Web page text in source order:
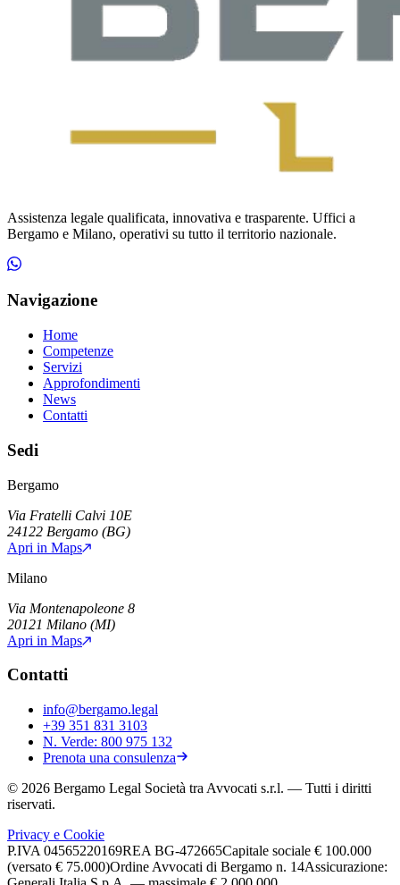
Assistenza legale qualificata, innovativa e trasparente. Uffici a
Bergamo e Milano, operativi su tutto il territorio nazionale.
Navigazione
Home
Competenze
Servizi
Approfondimenti
News
Contatti
Sedi
Bergamo
Via Fratelli Calvi 10E
24122 Bergamo (BG)
Apri in Maps
Milano
Via Montenapoleone 8
20121 Milano (MI)
Apri in Maps
Contatti
info@bergamo.legal
+39 351 831 3103
N. Verde: 800 975 132
Prenota una consulenza
© 2026 Bergamo Legal Società tra Avvocati s.r.l. — Tutti i diritti
riservati.
Privacy e Cookie
P.IVA 04565220169REA BG-472665Capitale sociale € 100.000
(versato € 75.000)Ordine Avvocati di Bergamo n. 14Assicurazione: